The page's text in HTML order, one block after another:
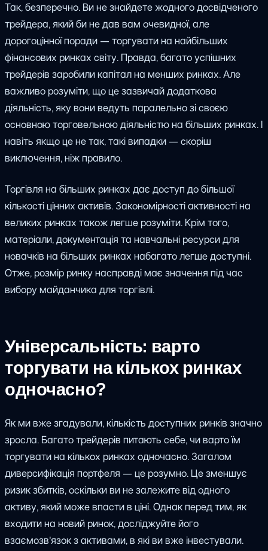
Так, безперечно. Ви не знайдете жодного досвідченого
трейдера, який би не дав вам очевидної, але
дорогоцінної поради — торгувати на найбільших
фінансових ринках світу. Правда, багато успішних
трейдерів заробили капітал на менших ринках. Але
важливо розуміти, що це зазвичай додаткова
діяльність, яку вони ведуть паралельно зі своєю
основною торговельною діяльністю на більших ринках. І
навіть якщо це не так, такі випадки — скоріш
виключення, ніж правило.
Торгівля на більших ринках дає доступ до більшої
кількості цінних активів. Закономірності активності на
великих ринках також легше розуміти. Крім того,
матеріали, документація та навчальні ресурси для
новачків на більших ринках набагато легше доступні.
Отже, розмір ринку насправді має значення під час
вибору майданчика для торгівлі.
Універсальність: варто
торгувати на кількох ринках
одночасно?
Як ми вже згадували, кількість доступних ринків значно
зросла. Багато трейдерів питають себе, чи варто їм
торгувати на кількох ринках одночасно. Загалом
диверсифікація портфеля — це розумно. Це зменшує
ризик збитків, оскільки ви не залежите від одного
активу, який може впасти в ціні. Однак перед тим, як
входити на новий ринок, досліджуйте його
взаємозв'язок з активами, в які ви вже інвестували.